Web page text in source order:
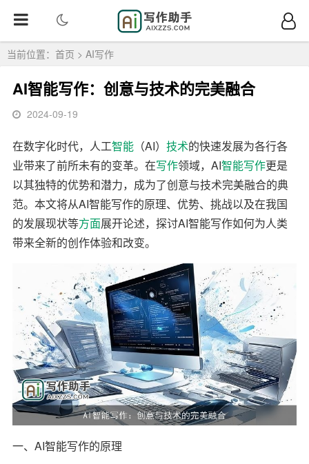
当前位置： 首页 > AI写作
AI智能写作：创意与技术的完美融合
2024-09-19
在数字化时代，人工智能（AI） 技术的快速发展为各行各
业带来了前所未有的变革。在写作领域，AI智能写作更是
以其独特的优势和潜力，成为了创意与技术完美融合的典
范。本文将从AI智能写作的原理、优势、挑战以及在我国
的发展现状等方面展开论述，探讨AI智能写作如何为人类
带来全新的创作体验和改变。
一、AI智能写作的原理